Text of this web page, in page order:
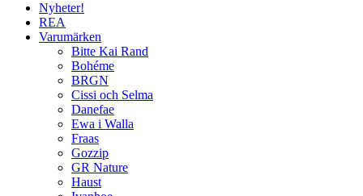
Nyheter!
REA
Varumärken
Bitte Kai Rand
Bohéme
BRGN
Cissi och Selma
Danefae
Ewa i Walla
Fraas
Gozzip
GR Nature
Haust